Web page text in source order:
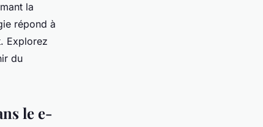
la
répond à
Explorez
du
le e-